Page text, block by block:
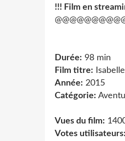
!!! Film en
Durée: 98 min
Film titre:
Année: 2015
Catégorie:
Vues du film:
Votes utilisateurs: